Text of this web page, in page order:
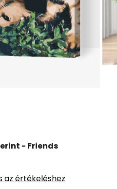
- Friends
az értékeléshez